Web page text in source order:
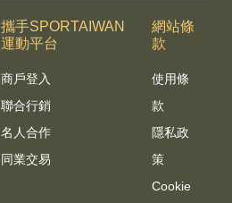
攜手SPORTAIWAN
運動平台
商戶登入
聯合行銷
名人合作
同業交易
網站條
款
使用條
款
隱私政
策
Cookie